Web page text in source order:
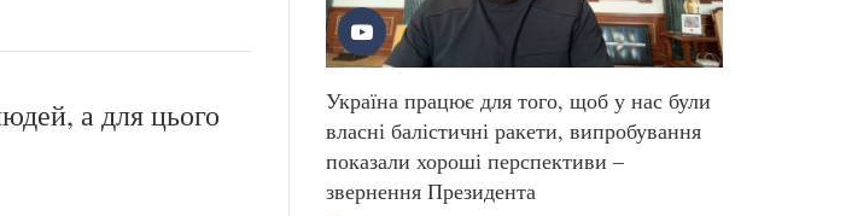
Україна працює для того, щоб у нас були
власні балістичні ракети, випробування
показали хороші перспективи –
звернення Президента
а для цього